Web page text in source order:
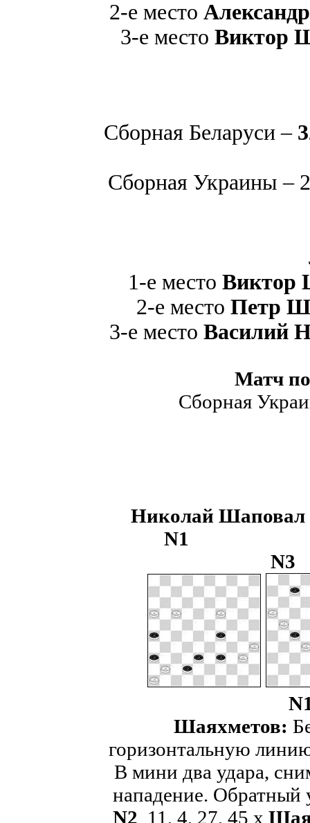
2-е место
3-е место Виктор
Сборная Беларуси –
Сборная Украины –
1-е место Виктор
2-е место Петр
3-е место Василий
Матч
Сборная
Николай
N1
N
N
Шаяхметов:
горизонтальную
В мини два удара,
нападение. Обратный
N2 11, 4, 27, 45 х